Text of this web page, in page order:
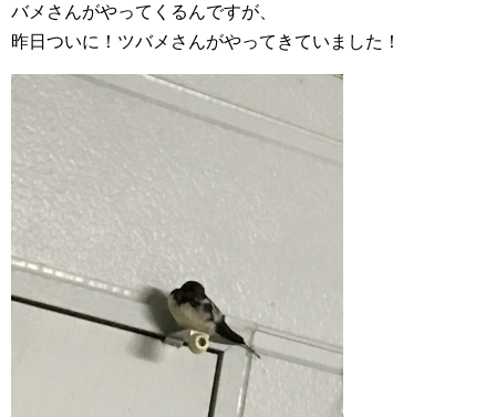
バメさんがやってくるんですが、
昨日ついに！ツバメさんがやってきていました！